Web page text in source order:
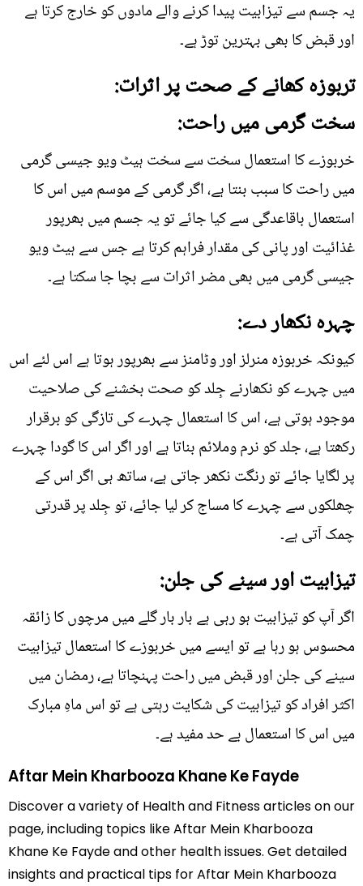
یہ جسم سے تیزابیت پیدا کرنے والے مادوں کو خارج کرتا ہے
اور قبض کا بھی بہترین توڑ ہے۔
تربوزہ کھانے کے صحت پر اثرات:
سخت گرمی میں راحت:
خربوزے کا استعمال سخت سے سخت ہیٹ ویو جیسی گرمی
میں راحت کا سبب بنتا ہے، اگر گرمی کے موسم میں اس کا
استعمال باقاعدگی سے کیا جائے تو یہ جسم میں بھرپور
غذائیت اور پانی کی مقدار فراہم کرتا ہے جس سے ہیٹ ویو
جیسی گرمی میں بھی مضر اثرات سے بچا جا سکتا ہے۔
چہرہ نکھار دے:
کیونکہ خربوزہ منرلز اور وٹامنز سے بھرپور ہوتا ہے اس لئے اس
میں چہرے کو نکھارنے جِلد کو صحت بخشنے کی صلاحیت
موجود ہوتی ہے، اس کا استعمال چہرے کی تازگی کو برقرار
رکھتا ہے، جلد کو نرم وملائم بناتا ہے اور اگر اس کا گودا چہرے
پر لگایا جائے تو رنگت نکھر جاتی ہے، ساتھ ہی اگر اس کے
چھلکوں سے چہرے کا مساج کر لیا جائے، تو جِلد پر قدرتی
چمک آتی ہے۔
تیزابیت اور سینے کی جلن:
اگر آپ کو تیزابیت ہو رہی ہے بار بار گلے میں مرچوں کا زائقہ
محسوس ہو رہا ہے تو ایسے میں خربوزے کا استعمال تیزابیت
سینے کی جلن اور قبض میں راحت پہنچاتا ہے، رمضان میں
اکثر افراد کو تیزابیت کی شکایت رہتی ہے تو اس ماہِ مبارک
میں اس کا استعمال بے حد مفید ہے۔
Aftar Mein Kharbooza Khane Ke Fayde
Discover a variety of Health and Fitness articles on our
page, including topics like Aftar Mein Kharbooza
Khane Ke Fayde and other health issues. Get detailed
insights and practical tips for Aftar Mein Kharbooza